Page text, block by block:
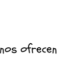
ofrecen